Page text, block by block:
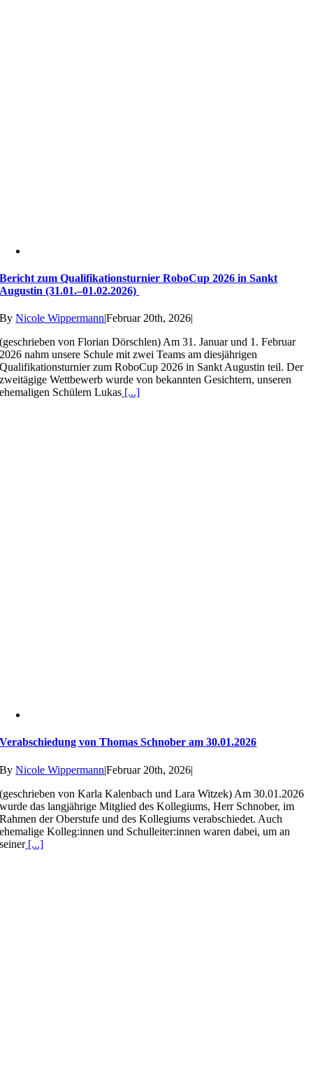
Bericht zum Qualifikationsturnier RoboCup 2026 in Sankt
Augustin (31.01.–01.02.2026)
ByNicole Wippermann|Februar 20th, 2026|
(geschrieben von Florian Dörschlen) Am 31. Januar und 1. Februar
2026 nahm unsere Schule mit zwei Teams am diesjährigen
Qualifikationsturnier zum RoboCup 2026 in Sankt Augustin teil. Der
zweitägige Wettbewerb wurde von bekannten Gesichtern, unseren
ehemaligen Schülern Lukas [...]
Verabschiedung von Thomas Schnober am 30.01.2026
ByNicole Wippermann|Februar 20th, 2026|
(geschrieben von Karla Kalenbach und Lara Witzek) Am 30.01.2026
wurde das langjährige Mitglied des Kollegiums, Herr Schnober, im
Rahmen der Oberstufe und des Kollegiums verabschiedet. Auch
ehemalige Kolleg:innen und Schulleiter:innen waren dabei, um an
seiner[...]